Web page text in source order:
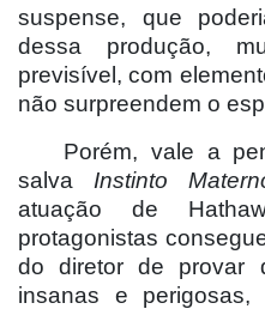
suspense, que
dessa produção,
previsível, com
não surpreendem o
Porém, vale a
salva Instinto
atuação de
protagonistas
do diretor de provar
insanas e